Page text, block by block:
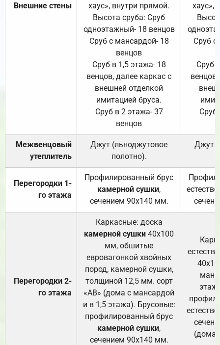
Внешние стены
хаус», внутри прямой.
Высота сруба: Сруб
одноэтажный- 18 венцов
Сруб с мансардой- 18
венцов
Сруб в 1,5 этажа- 18
венцов, далее каркас с
внешней отделкой
имитацией бруса.
Сруб в 2 этажа- 37
венцов
хаус»,
Сруб с
Сруб
Сруб
Межвенцовый
утеплитель
Джут (льноджутовое
полотно).
Джут
Перегородки 1-
го этажа
Профилированный брус
камерной сушки,
сечением 90х140 мм.
Перегородки 2-
го этажа
Каркасные: доска
камерной сушки 40х100
мм, обшитые
евровагонкой хвойных
пород, камерной сушки,
толщиной 12,5 мм. сорт
«АВ» (дома с мансардой
и в 1,5 этажа). Брусовые:
профилированный брус
камерной сушки,
сечением 90х140 мм.
(дома